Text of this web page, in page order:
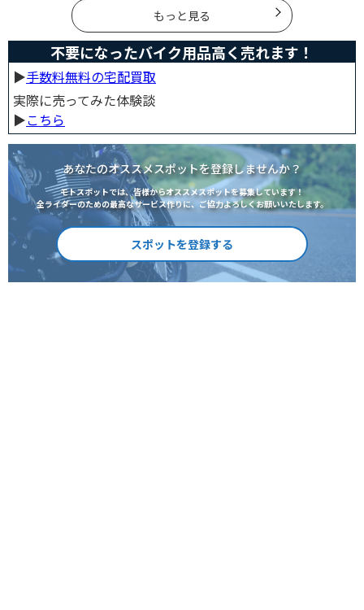
もっと見る
不要になったバイク用品高く売れます！
▶︎手数料無料の宅配買取
実際に売ってみた体験談
▶︎こちら
あなたのオススメスポットを登録しませんか？
モトスポットでは、皆様からオススメスポットを募集しています！
全ライダーのための最高なサービス作りに、ご協力よろしくお願いいたします。
スポットを登録する